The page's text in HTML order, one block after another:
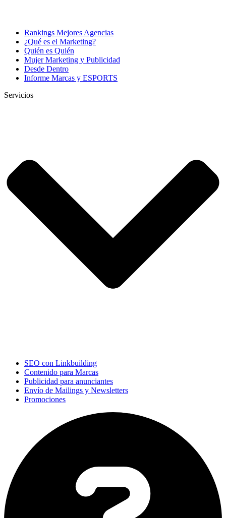
Rankings Mejores Agencias
¿Qué es el Marketing?
Quién es Quién
Mujer Marketing y Publicidad
Desde Dentro
Informe Marcas y ESPORTS
Servicios
SEO con Linkbuilding
Contenido para Marcas
Publicidad para anunciantes
Envío de Mailings y Newsletters
Promociones